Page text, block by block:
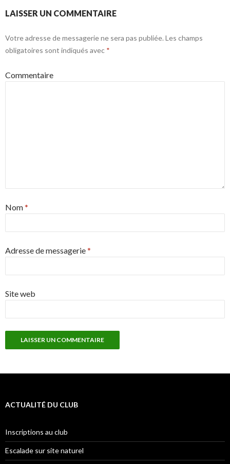
LAISSER UN COMMENTAIRE
Votre adresse de messagerie ne sera pas publiée. Les champs
obligatoires sont indiqués avec *
Commentaire
Nom*
Adresse de messagerie*
Site web
ACTUALITÉ DU CLUB
Inscriptions au club
Escalade sur site naturel